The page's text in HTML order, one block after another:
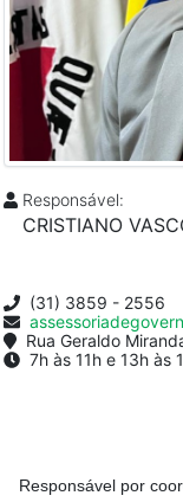
Responsável:
CRISTIANO
(31) 3859 - 2556
Rua Geraldo
7h às 11h e 13h às
Responsável por